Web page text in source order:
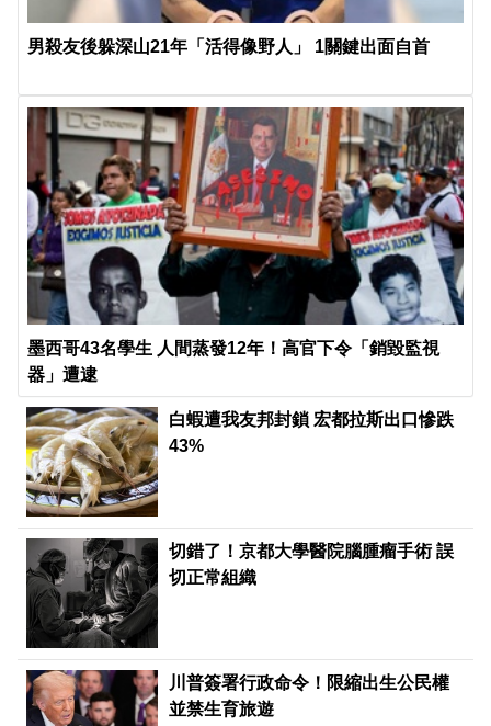
男殺友後躲深山21年「活得像野人」 1關鍵出面自首
墨西哥43名學生 人間蒸發12年！高官下令「銷毀監視
器」遭逮
白蝦遭我友邦封鎖 宏都拉斯出口慘跌
43%
切錯了！京都大學醫院腦腫瘤手術 誤
切正常組織
川普簽署行政命令！限縮出生公民權
並禁生育旅遊